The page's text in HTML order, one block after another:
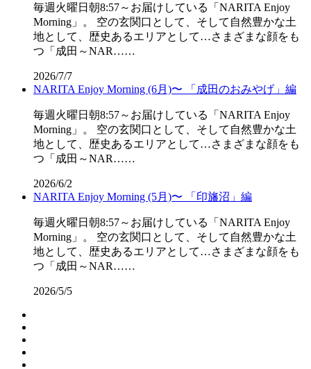
毎週火曜日朝8:57～お届けしている「NARITA Enjoy
Morning」。 空の玄関口として、そして自然豊かな土
地として、歴史あるエリアとして…さまざまな顔をも
つ「成田～NAR……
2026/7/7
NARITA Enjoy Morning (6月)〜 「成田のおみやげ」編
毎週火曜日朝8:57～お届けしている「NARITA Enjoy
Morning」。 空の玄関口として、そして自然豊かな土
地として、歴史あるエリアとして…さまざまな顔をも
つ「成田～NAR……
2026/6/2
NARITA Enjoy Morning (5月)〜 「印旛沼」編
毎週火曜日朝8:57～お届けしている「NARITA Enjoy
Morning」。 空の玄関口として、そして自然豊かな土
地として、歴史あるエリアとして…さまざまな顔をも
つ「成田～NAR……
2026/5/5